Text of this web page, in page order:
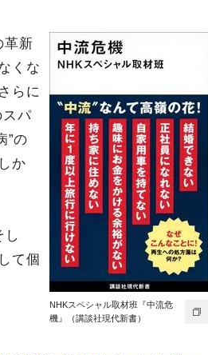
NHKスペシャル取材班『中流危
機』（講談社現代新書）
革新
くな
らに
パ
”の
か
し
て個